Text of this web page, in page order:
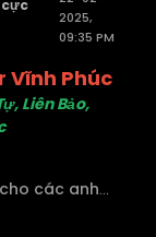
2025,
09:35 PM
Vĩnh Phúc
Liên Bảo,
các anh...